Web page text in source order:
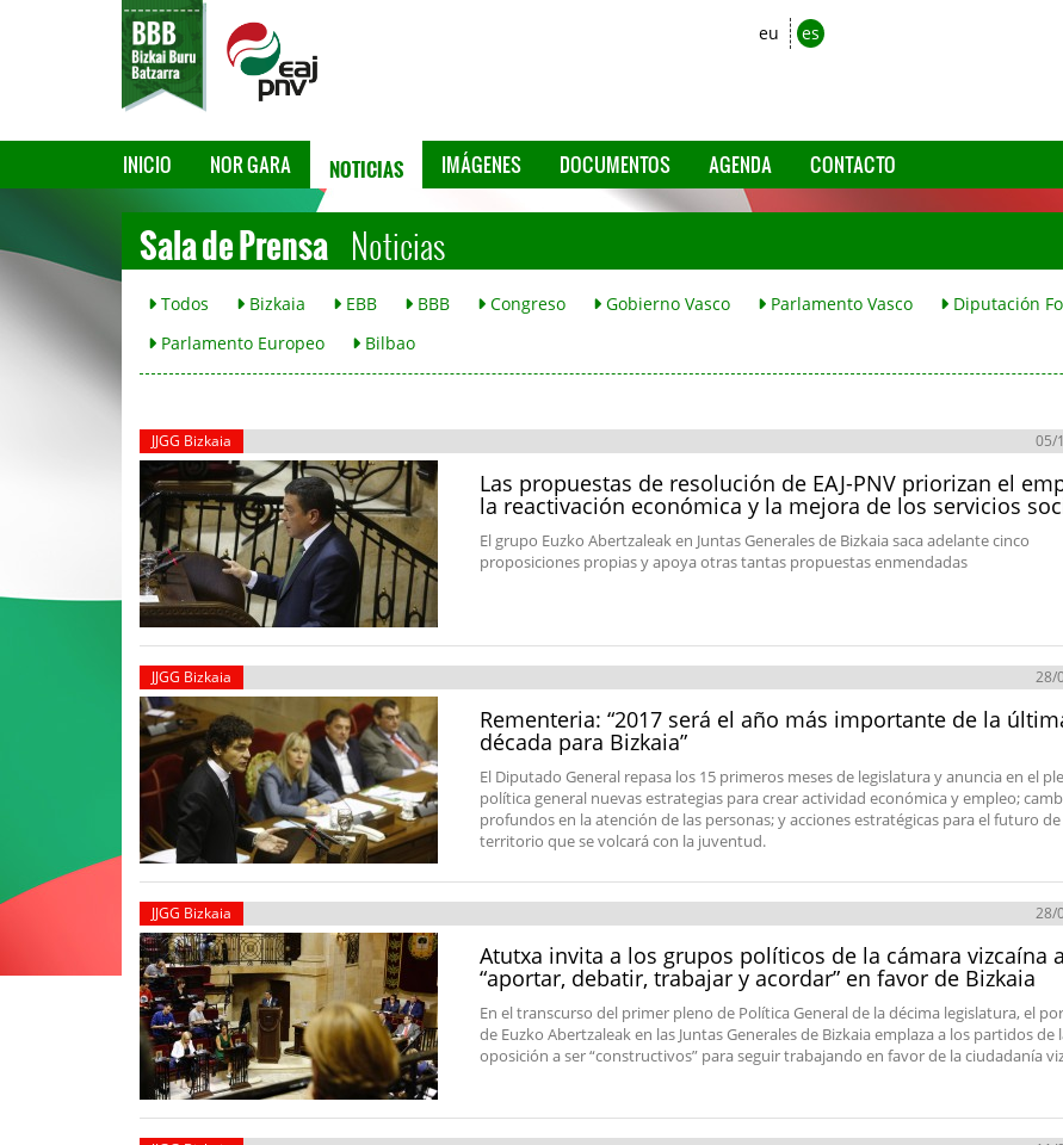
eu es
INICIO NOR GARA NOTICIAS IMÁGENES DOCUMENTOS AGENDA CONTACTO
Sala de Prensa Noticias
Todos Bizkaia EBB BBB Congreso Gobierno Vasco Parlamento Vasco Diputación
Parlamento Europeo
Bilbao
JJGG Bizkaia 05/
Las propuestas de resolución de EAJ-PNV priorizan el
la reactivación económica y la mejora de los servicios
El grupo Euzko Abertzaleak en Juntas Generales de Bizkaia saca adelante cinco
proposiciones propias y apoya otras tantas propuestas enmendadas
JJGG Bizkaia 28/
Rementeria: “2017 será el año más importante de la
década para Bizkaia”
El Diputado General repasa los 15 primeros meses de legislatura y anuncia en el
política general nuevas estrategias para crear actividad económica y empleo;
profundos en la atención de las personas; y acciones estratégicas para el futuro
territorio que se volcará con la juventud.
JJGG Bizkaia 28/
Atutxa invita a los grupos políticos de la cámara vizcaína a
“aportar, debatir, trabajar y acordar” en favor de Bizkaia
En el transcurso del primer pleno de Política General de la décima legislatura, el
de Euzko Abertzaleak en las Juntas Generales de Bizkaia emplaza a los partidos de
oposición a ser “constructivos” para seguir trabajando en favor de la ciudadanía